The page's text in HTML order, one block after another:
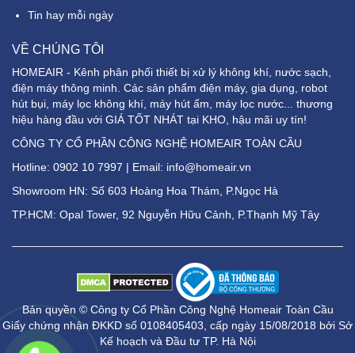
Tin hay mỗi ngày
VỀ CHÚNG TÔI
HOMEAIR - Kênh phân phối thiết bị xử lý không khí, nước sạch,
điện máy thông minh. Các sản phẩm điện máy, gia dụng, robot
hút bụi, máy lọc không khí, máy hút ẩm, máy lọc nước... thương
hiệu hàng đầu với GIÁ TỐT NHÁT tại KHO, hậu mãi uy tín!
CÔNG TY CỔ PHẦN CÔNG NGHỆ HOMEAIR TOÀN CẦU
Hotline: 0902 10 7997 | Email: info@homeair.vn
Showroom HN: Số 603 Hoàng Hoa Thám, P.Ngọc Hà
TP.HCM: Opal Tower, 92 Nguyễn Hữu Cảnh, P.Thạnh Mỹ Tây
Bản quyền © Công ty Cổ Phần Công Nghệ Homeair Toàn Cầu
Giấy chứng nhận ĐKKD số 0108405403, cấp ngày 15/08/2018 bởi Sở
Kế hoạch và Đầu tư TP. Hà Nội